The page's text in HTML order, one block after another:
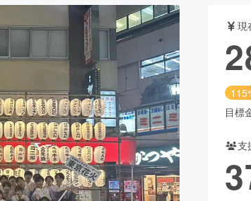
舞台・パフォーマン
サービス開発 フード・飲食店
誌出版 アニメ・漫画
ジ ビューティー・ヘル
現
目標
支